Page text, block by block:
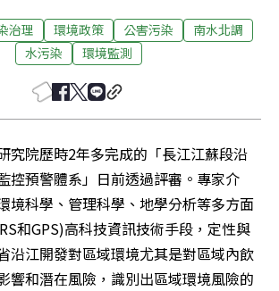
治理 環境政策 公害污染
南水北調
水污染
環境監測
究院歷時2年多完成的「長江江蘇段沿
控預警體系」日前透過評審。專家介
境科學、管理科學、地學分析等多方面
和GPS)高科技資訊技術手段，定性與
沿江開發對區域環境尤其是對區域內飲
響和潛在風險，識別出區域環境風險的